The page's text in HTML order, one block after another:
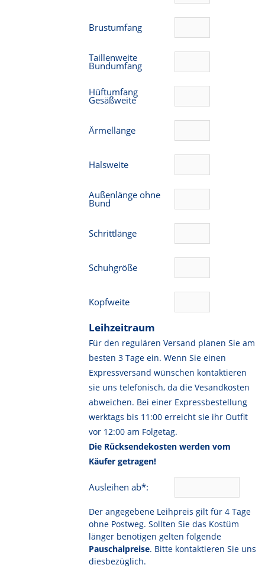
Brustumfang
Taillenweite
Bundumfang
Hüftumfang
Gesäßweite
Ärmellänge
Halsweite
Außenlänge ohne
Bund
Schrittlänge
Schuhgröße
Kopfweite
Leihzeitraum
Für den regulären Versand planen Sie am
besten 3 Tage ein. Wenn Sie einen
Expressversand wünschen kontaktieren
sie uns telefonisch, da die Vesandkosten
abweichen. Bei einer Expressbestellung
werktags bis 11:00 erreicht sie ihr Outfit
vor 12:00 am Folgetag.
Die Rücksendekosten werden vom
Käufer getragen!
Ausleihen ab*:
Der angegebene Leihpreis gilt für 4 Tage
ohne Postweg. Sollten Sie das Kostüm
länger benötigen gelten folgende
Pauschalpreise. Bitte kontaktieren Sie uns
diesbezüglich.